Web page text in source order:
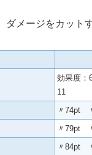
メージをカット
効果度：
11
〃74pt
〃79pt
〃84pt